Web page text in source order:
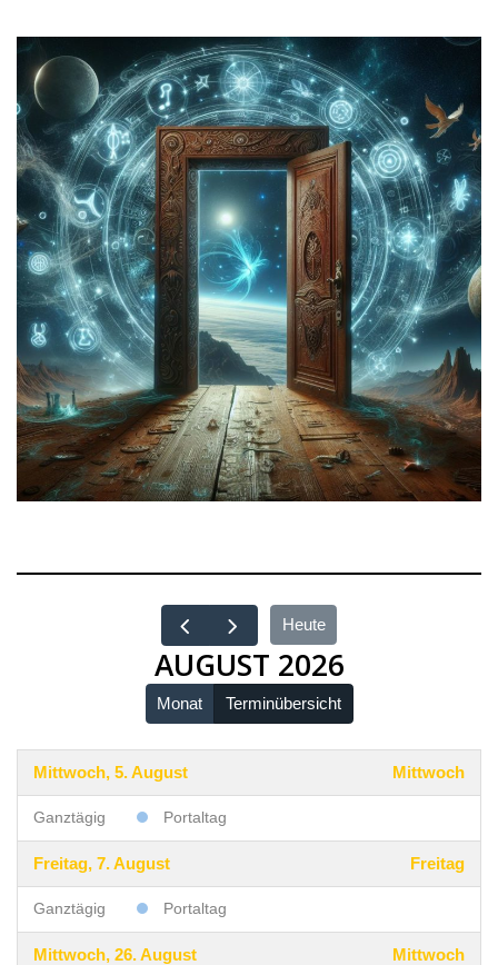
Heute
AUGUST 2026
Monat Terminübersicht
Mittwoch, 5. August Mittwoch
Ganztägig Portaltag
Freitag, 7. August Freitag
Ganztägig Portaltag
Mittwoch, 26. August Mittwoch